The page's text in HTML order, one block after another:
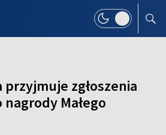
przyjmuje zgłoszenia
Małego